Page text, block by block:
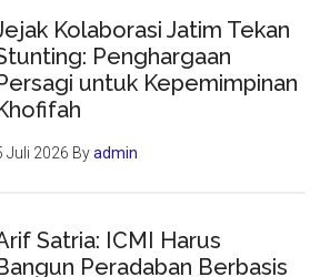
Kolaborasi Jatim Tekan
Penghargaan
untuk Kepemimpinan
Juli 2026 Byadmin
Satria: ICMI Harus
Peradaban Berbasis